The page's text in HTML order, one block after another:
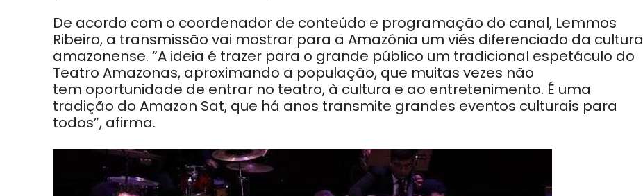
De acordo com o coordenador de conteúdo e programação do canal, Lemmos
Ribeiro, a transmissão vai mostrar para a Amazônia um viés diferenciado da cultura
amazonense. “A ideia é trazer para o grande público um tradicional espetáculo do
Teatro Amazonas, aproximando a população, que muitas vezes não
tem oportunidade de entrar no teatro, à cultura e ao entretenimento. É uma
tradição do Amazon Sat, que há anos transmite grandes eventos culturais para
todos”, afirma.